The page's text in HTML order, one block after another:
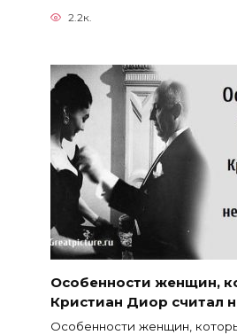
2.2к.
Особенности женщин,
Кристиан Диор считал
Особенности женщин,